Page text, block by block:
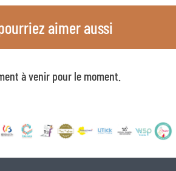
aimer aussi
à venir pour le moment.